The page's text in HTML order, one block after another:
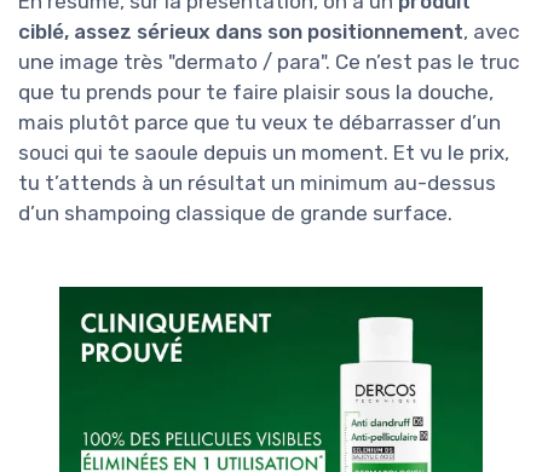
ciblé, assez sérieux dans son positionnement, avec
une image très "dermato / para". Ce n’est pas le truc
que tu prends pour te faire plaisir sous la douche,
mais plutôt parce que tu veux te débarrasser d’un
souci qui te saoule depuis un moment. Et vu le prix,
tu t’attends à un résultat un minimum au-dessus
d’un shampoing classique de grande surface.